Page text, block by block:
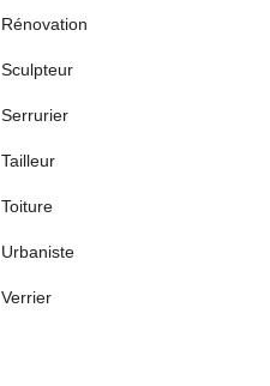
Rénovation
Sculpteur
Serrurier
Tailleur
Toiture
Urbaniste
Verrier